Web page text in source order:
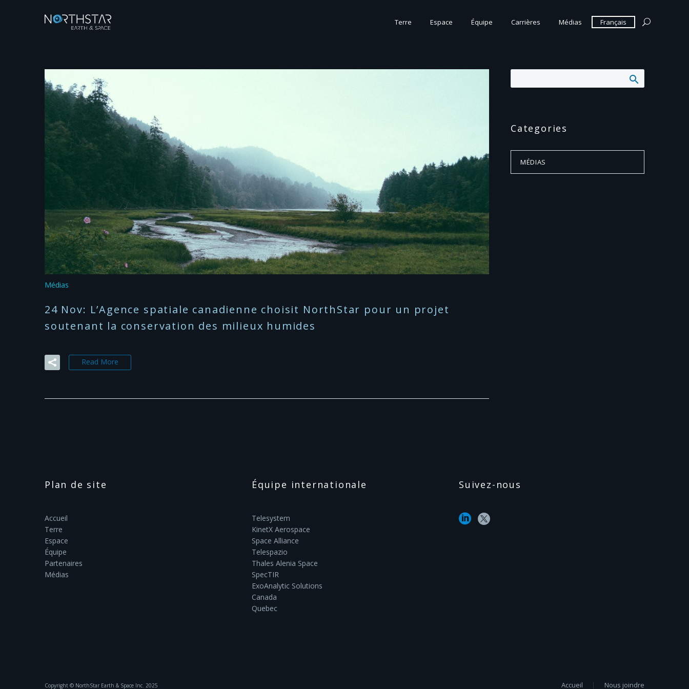
Terre Espace Équipe Carrières Médias Français
Médias
24 Nov: L’Agence spatiale canadienne choisit NorthStar pour un projet
soutenant la conservation des milieux humides
Read More
Categories
MÉDIAS
Plan de site
Accueil
Terre
Espace
Équipe
Partenaires
Médias
Équipe internationale
Telesystem
KinetX Aerospace
Space Alliance
Telespazio
Thales Alenia Space
SpecTIR
ExoAnalytic Solutions
Canada
Quebec
Suivez-nous
Copyright ©‎ NorthStar Earth & Space Inc. 2025 Accueil Nous joindre